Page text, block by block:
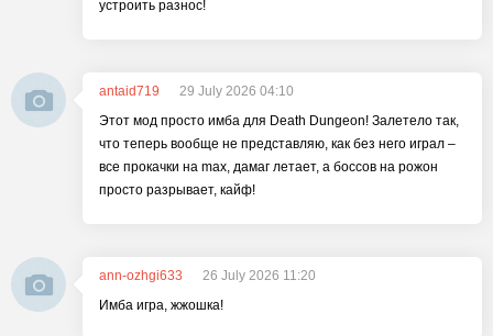
устроить разнос!
antaid719
29 July 2026 04:10
Этот мод просто имба для Death Dungeon! Залетело так,
что теперь вообще не представляю, как без него играл –
все прокачки на max, дамаг летает, а боссов на рожон
просто разрывает, кайф!
ann-ozhgi633
26 July 2026 11:20
Имба игра, жжошка!